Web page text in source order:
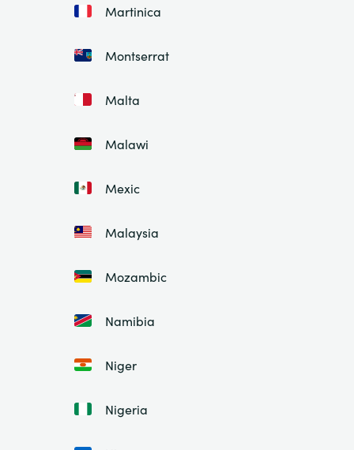
Martinica
Montserrat
Malta
Malawi
Mexic
Malaysia
Mozambic
Namibia
Niger
Nigeria